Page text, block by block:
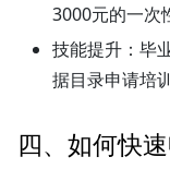
3000元的一次
技能提升 ：毕
据目录申请培
四、如何快